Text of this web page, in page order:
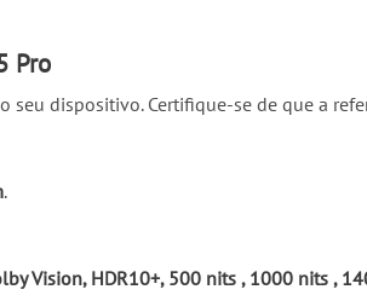
Pro
seu dispositivo. Certifique-se de que a
.
Vision, HDR10+, 500 nits , 1000 nits ,